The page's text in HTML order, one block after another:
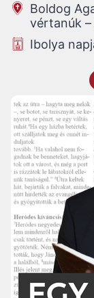
Boldog
vértanúk –
Ibolya